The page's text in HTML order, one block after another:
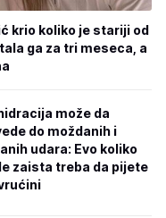
krio koliko je stariji od
ga za tri meseca, a
može da
do moždanih i
udara: Evo koliko
zaista treba da pijete